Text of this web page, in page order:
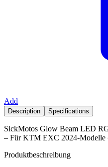
Add
Description Specifications
SickMotos Glow Beam LED
– Für KTM EXC 2024-Modelle
Produktbeschreibung